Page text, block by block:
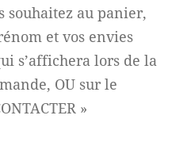
souhaitez au panier,
et vos envies
s’affichera lors de la
OU sur le
»